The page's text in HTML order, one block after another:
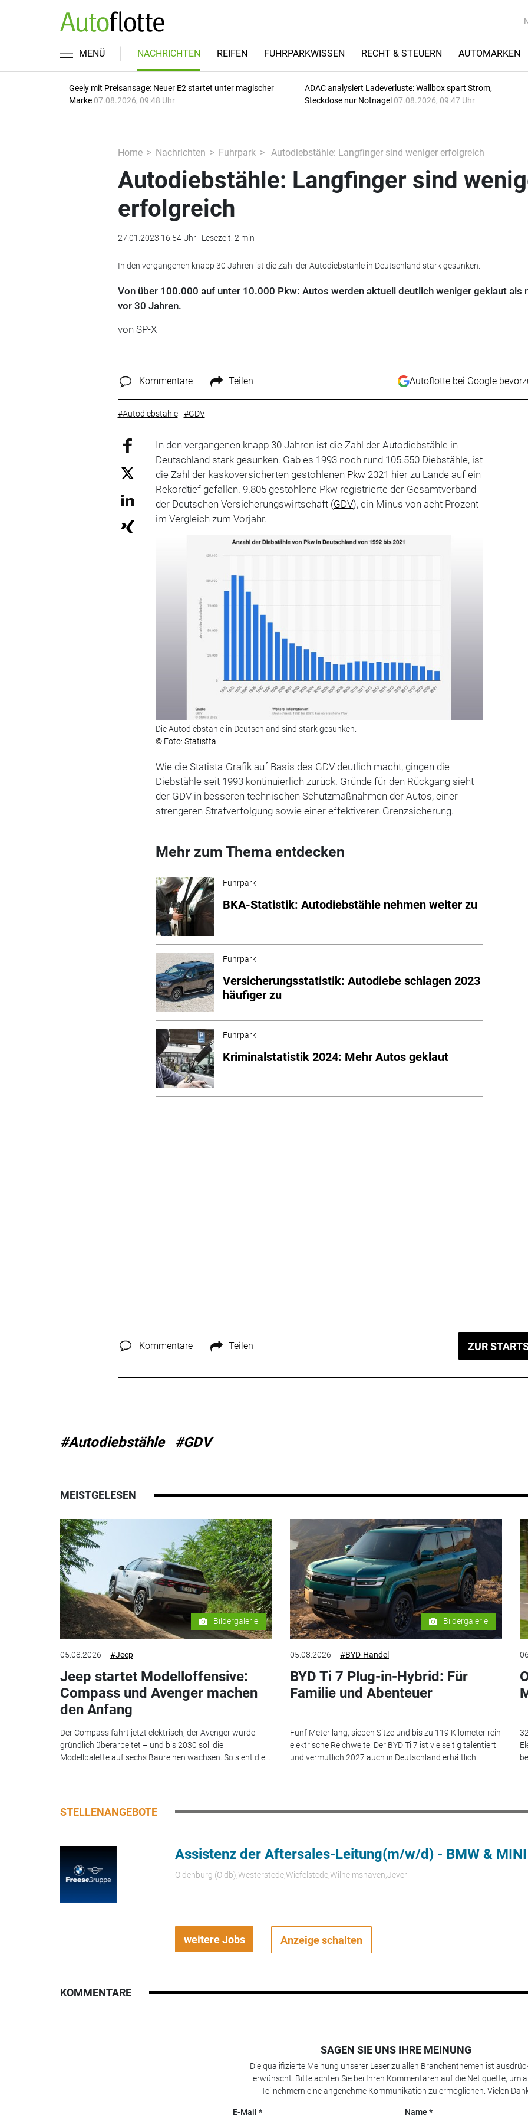
MENÜ NACHRICHTEN REIFEN FUHRPARKWISSEN RECHT & STEUERN AUTOMARKEN
Geely mit Preisansage: Neuer E2 startet unter magischer
Marke 07.08.2026, 09:48 Uhr
ADAC analysiert Ladeverluste: Wallbox spart Strom,
Steckdose nur Notnagel 07.08.2026, 09:47 Uhr
Home Nachrichten Fuhrpark Autodiebstähle: Langfinger sind weniger erfolgreich
Autodiebstähle: Langfinger sind
erfolgreich
27.01.2023 16:54 Uhr | Lesezeit: 2 min
In den vergangenen knapp 30 Jahren ist die Zahl der Autodiebstähle in Deutschland stark gesunken.
Von über 100.000 auf unter 10.000 Pkw: Autos werden aktuell deutlich weniger geklaut als
vor 30 Jahren.
von SP-X
Kommentare Teilen Autoflotte bei Google
#Autodiebstähle #GDV
In den vergangenen knapp 30 Jahren ist die Zahl der Autodiebstähle in
Deutschland stark gesunken. Gab es 1993 noch rund 105.550 Diebstähle, ist
die Zahl der kaskoversicherten gestohlenen Pkw 2021 hier zu Lande auf ein
Rekordtief gefallen. 9.805 gestohlene Pkw registrierte der Gesamtverband
der Deutschen Versicherungswirtschaft (GDV), ein Minus von acht Prozent
im Vergleich zum Vorjahr.
Die Autodiebstähle in Deutschland sind stark gesunken.
© Foto: Statistta
Wie die Statista-Grafik auf Basis des GDV deutlich macht, gingen die
Diebstähle seit 1993 kontinuierlich zurück. Gründe für den Rückgang sieht
der GDV in besseren technischen Schutzmaßnahmen der Autos, einer
strengeren Strafverfolgung sowie einer effektiveren Grenzsicherung.
Mehr zum Thema entdecken
Fuhrpark
BKA-Statistik: Autodiebstähle nehmen weiter zu
Fuhrpark
Versicherungsstatistik: Autodiebe schlagen 2023
häufiger zu
Fuhrpark
Kriminalstatistik 2024: Mehr Autos geklaut
Kommentare Teilen ZUR
#Autodiebstähle #GDV
MEISTGELESEN
Bildergalerie
05.08.2026 #Jeep
Jeep startet Modelloffensive:
Compass und Avenger machen
den Anfang
Der Compass fährt jetzt elektrisch, der Avenger wurde
gründlich überarbeitet – und bis 2030 soll die
Modellpalette auf sechs Baureihen wachsen. So sieht die...
Bildergalerie
05.08.2026 #BYD-Handel
BYD Ti 7 Plug-in-Hybrid: Für
Familie und Abenteuer
Fünf Meter lang, sieben Sitze und bis zu 119 Kilometer rein
elektrische Reichweite: Der BYD Ti 7 ist vielseitig talentiert
und vermutlich 2027 auch in Deutschland erhältlich.
STELLENANGEBOTE
Assistenz der Aftersales-Leitung(m/w/d) - BMW & MINI
Oldenburg (Oldb);Westerstede;Wiefelstede;Wilhelmshaven;Jever
weitere Jobs Anzeige schalten
KOMMENTARE
SAGEN SIE UNS IHRE MEINUNG
Die qualifizierte Meinung unserer Leser zu allen Branchenthemen ist
erwünscht. Bitte achten Sie bei Ihren Kommentaren auf die Netiquette, um
Teilnehmern eine angenehme Kommunikation zu ermöglichen. Vielen
E-Mail Name